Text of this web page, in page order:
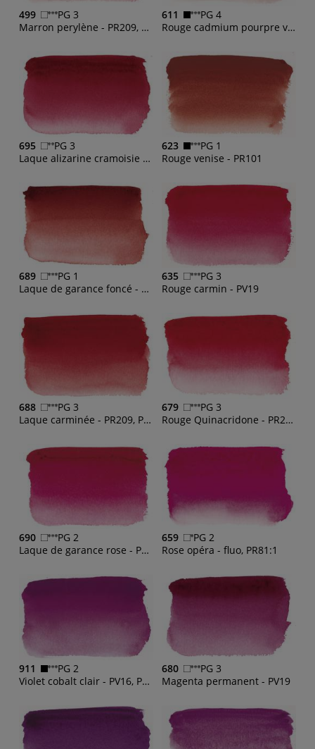
499
PG 3
Marron perylène - PR209, PY83, PR179
611
PG 4
Rouge cadmium pourpre véritable - PR209, PY83, PR179
695
PG 3
Laque alizarine cramoisie - PR83
623
PG 1
Rouge venise - PR101
689
PG 1
Laque de garance foncé - PR209, PY83, PR179
635
PG 3
Rouge carmin - PV19
688
PG 3
Laque carminée - PR209, PR146, PR206
679
PG 3
Rouge Quinacridone - PR209
690
PG 2
Laque de garance rose - PV19
659
PG 2
Rose opéra - fluo, PR81:1
911
PG 2
Violet cobalt clair - PV16, PR122, PW6
680
PG 3
Magenta permanent - PV19